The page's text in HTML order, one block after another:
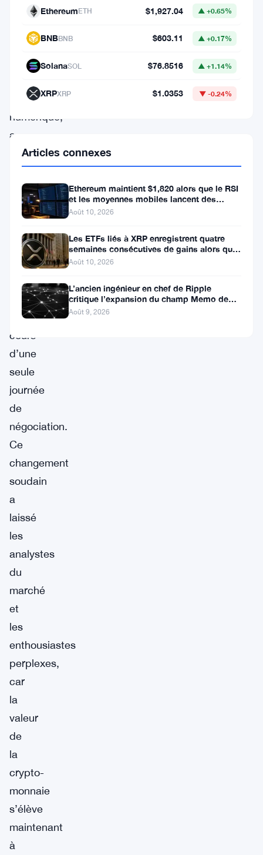
l’attention
domaine
trading
numérique,
a
connu
une
baisse
significative
2,3%
valorisation
cours
d’une
seule
journée
de
négociation.
Ce
changement
soudain
a
laissé
les
analystes
du
marché
et
les
enthousiastes
perplexes,
car
la
valeur
de
la
crypto-
monnaie
s’élève
maintenant
à
EthereumETH $1,927.04 ▲ +0.65%
BNBBNB $603.11 ▲ +0.17%
SolanaSOL $76.8516 ▲ +1.14%
XRPXRP $1.0353 ▼ -0.24%
Articles connexes
Ethereum maintient $1,820 alors que le RSI
et les moyennes mobiles lancent des
signaux d’avertissement
Août 10, 2026
Les ETFs liés à XRP enregistrent quatre
semaines consécutives de gains alors que
le prix teste le support à 1
Août 10, 2026
L’ancien ingénieur en chef de Ripple
critique l’expansion du champ Memo de
XRPL
Août 9, 2026